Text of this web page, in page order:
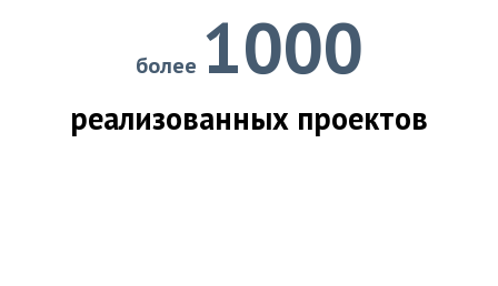
более 1000
реализованных проектов